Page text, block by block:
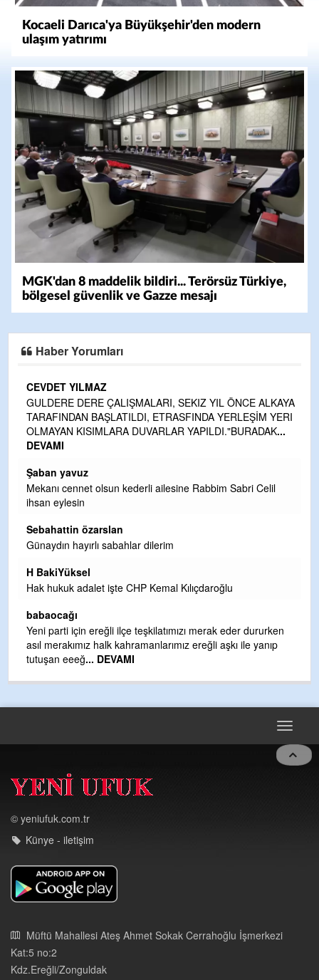
Kocaeli Darıca'ya Büyükşehir'den modern
ulaşım yatırımı
MGK'dan 8 maddelik bildiri... Terörsüz Türkiye,
bölgesel güvenlik ve Gazze mesajı
Haber Yorumları
CEVDET YILMAZ
GULDERE DERE ÇALIŞMALARI, SEKIZ YIL ÖNCE ALKAYA
TARAFINDAN BAŞLATILDI, ETRASFINDA YERLEŞİM YERI
OLMAYAN KISIMLARA DUVARLAR YAPILDI."BURADAK...
DEVAMI
Şaban yavuz
Mekanı cennet olsun kederli ailesine Rabbim Sabri Celil
ihsan eylesin
Sebahattin özarslan
Günaydın hayırlı sabahlar dilerim
H BakiYüksel
Hak hukuk adalet işte CHP Kemal Kılıçdaroğlu
babaocağı
Yeni parti için ereğli ilçe teşkilatımızı merak eder dururken
asıl merakımız halk kahramanlarımız ereğli aşkı ile yanıp
tutuşan eeeğ... DEVAMI
Toggle
© yeniufuk.com.tr
Künye - iletişim
Müftü Mahallesi Ateş Ahmet Sokak Cerrahoğlu İşmerkezi
Kat:5 no:2
Kdz.Ereğli/Zonguldak